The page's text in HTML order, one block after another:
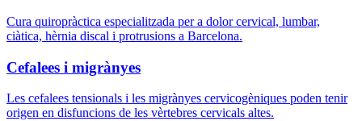
Cura quiropràctica especialitzada per a dolor cervical, lumbar,
ciàtica, hèrnia discal i protrusions a Barcelona.
Cefalees i migrànyes
Les cefalees tensionals i les migrànyes cervicogèniques poden tenir
origen en disfuncions de les vèrtebres cervicals altes.